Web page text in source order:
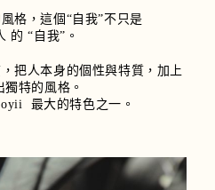
格，這個“自我”不只是
的 “自我”。
把人本身的個性與特質，加上
特的風格。
最大的特色之一。